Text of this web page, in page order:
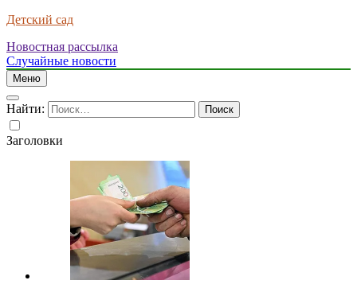
Детский сад
Новостная рассылка
Случайные новости
Меню
Найти:
Заголовки